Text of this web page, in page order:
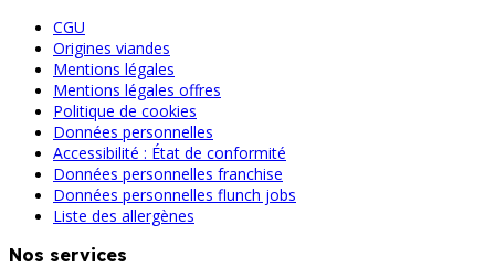
CGU
Origines viandes
Mentions légales
Mentions légales offres
Politique de cookies
Données personnelles
Accessibilité : État de conformité
Données personnelles franchise
Données personnelles flunch jobs
Liste des allergènes
Nos services